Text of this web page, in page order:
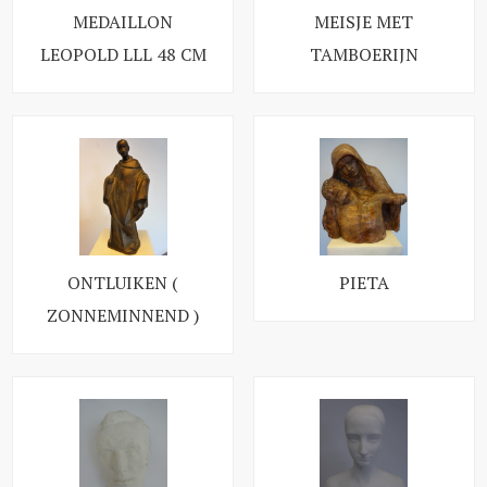
MEDAILLON
LEOPOLD LLL 48 CM
MEISJE MET
TAMBOERIJN
ONTLUIKEN (
ZONNEMINNEND )
PIETA